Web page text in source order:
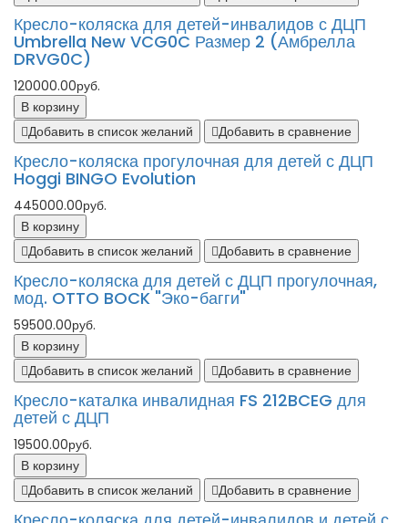
Кресло-коляска для детей-инвалидов с ДЦП
Umbrella New VCG0C Размер 2 (Амбрелла
DRVG0C)
120000.00руб.
В корзину
Добавить в список желаний
Добавить в сравнение
Кресло-коляска прогулочная для детей с ДЦП
Hoggi BINGO Evolution
445000.00руб.
В корзину
Добавить в список желаний
Добавить в сравнение
Кресло-коляска для детей с ДЦП прогулочная,
мод. OTTO BOCK "Эко-багги"
59500.00руб.
В корзину
Добавить в список желаний
Добавить в сравнение
Кресло-каталка инвалидная FS 212BCEG для
детей с ДЦП
19500.00руб.
В корзину
Добавить в список желаний
Добавить в сравнение